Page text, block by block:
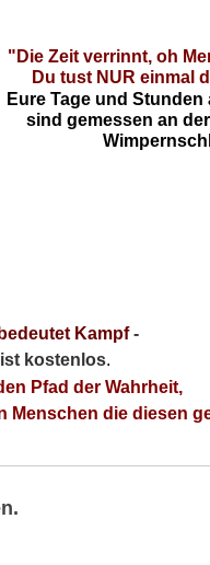
"Die Zeit verrinnt, oh
Du tust NUR einmal
Eure Tage und Stunden
sind gemessen an
Kampf-
ist kostenlos.
Pfad der Wahrheit,
Menschen die diesen